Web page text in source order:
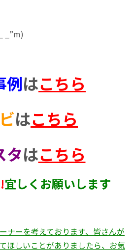
_”m)
例はこちら
はこちら
タはこちら
宜しくお願いします
ナーを考えております、皆さんが
ほしいことがありましたら、お気